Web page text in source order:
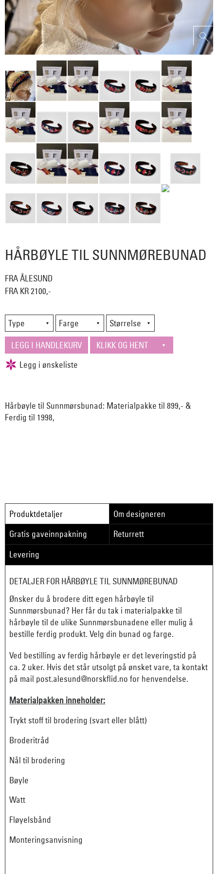
HÅRBØYLE TIL SUNNMØREBUNAD
FRA ÅLESUND
FRA KR 2100,-
Hårbøyle til Sunnmørsbunad: Materialpakke til 899,- &
Ferdig til 1998,
Produktdetaljer
Om designeren
Gratis gaveinnpakning
Returrett
Levering
DETALJER FOR HÅRBØYLE TIL SUNNMØREBUNAD
Ønsker du å brodere ditt egen hårbøyle til
Sunnmørsbunad? Her får du tak i materialpakke til
hårbøyle til de ulike Sunnmørsbunadene eller mulig å
bestille ferdig produkt. Velg din bunad og farge.
Ved bestilling av ferdig hårbøyle er det leveringstid på
ca. 2 uker. Hvis det står utsolgt på ønsket vare, ta kontakt
på mail post.alesund@norskflid.no for henvendelse.
Materialpakken inneholder:
Trykt stoff til brodering (svart eller blått)
Broderitråd
Nål til brodering
Bøyle
Watt
Fløyelsbånd
Monteringsanvisning